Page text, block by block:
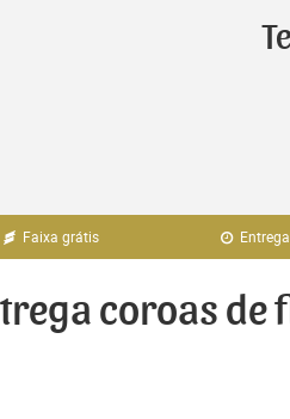
Faixa grátis
coroas de